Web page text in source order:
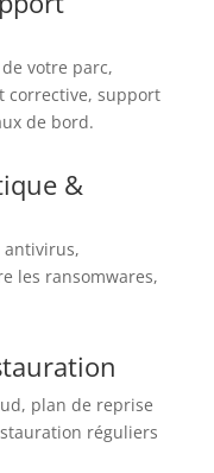
votre parc,
corrective, support
de bord.
&
les ransomwares,
plan de reprise
réguliers